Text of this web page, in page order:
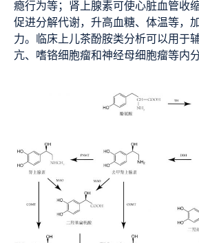
瘾行为等；肾上腺素可使心脏血管收
促进分解代谢，升高血糖、体温等，
力。临床上儿茶酚胺类分析可以用于
亢、嗜铬细胞瘤和神经母细胞瘤等内